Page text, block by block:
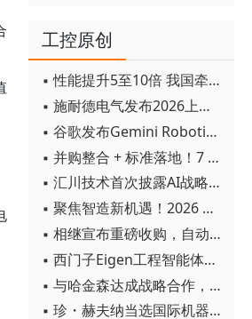
工控原创
▪ 性能提升5至10倍 我国牵头制定的WiTSnet工业以太网国际标准正式发布
▪ 施耐德电气发布2026上半年可持续发展成绩单 "Impact 2030"路线图开局稳健
▪ 谷歌发布Gemini Robotics 2模型 实现人形机器人全身智能控制突破
▪ 并购整合 + 标准落地！7 月工业自动化产业动态速递
▪ 汇川技术首次披露AI战略进展：从两个方面推动“AI业务化”落地
▪ 聚焦智造新机遇！2026 青岛数字化及智能制造技术论坛圆满落幕
▪ 相继宣布重磅收购，自动化巨头新一轮并购潮剑指何方？
▪ 西门子Eigen工程智能体落地中国，工业AI跨越物理世界“确定性”拐点
▪ 与哈金森达成战略合作，乐聚机器人何以持续获得工业巨头青睐？
▪ 珍・赫夫纳当选国际机器人联合会新任主席